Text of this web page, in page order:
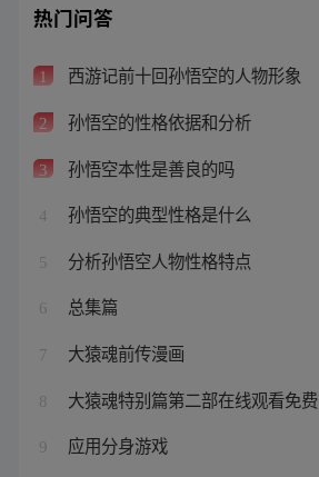
热门问答
1 西游记前十回孙悟空的人物形象
2 孙悟空的性格依据和分析
3 孙悟空本性是善良的吗
4 孙悟空的典型性格是什么
5 分析孙悟空人物性格特点
6 总集篇
7 大猿魂前传漫画
8 大猿魂特别篇第二部在线观看免费
9 应用分身游戏